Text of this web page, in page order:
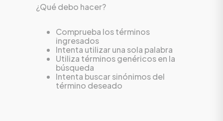
¿Qué debo hacer?
Comprueba los términos
ingresados
Intenta utilizar una sola palabra
Utiliza términos genéricos en la
búsqueda
Intenta buscar sinónimos del
término deseado